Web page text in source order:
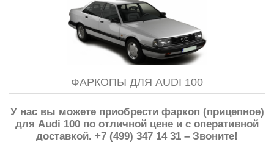
ФАРКОПЫ ДЛЯ AUDI 100
У нас вы можете приобрести фаркоп (прицепное)
для Audi 100 по отличной цене и с оперативной
доставкой. +7 (499) 347 14 31 – Звоните!